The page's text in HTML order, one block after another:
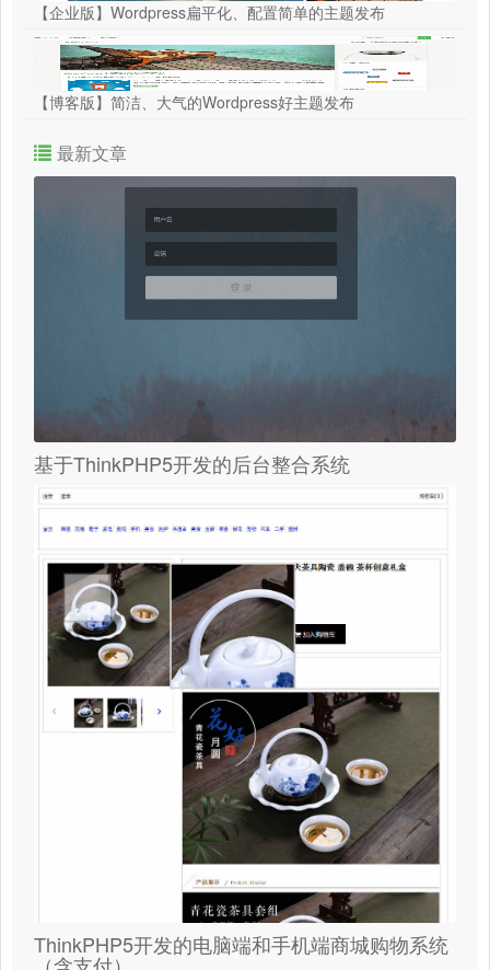
【企业版】Wordpress扁平化、配置简单的主题发布
【博客版】简洁、大气的Wordpress好主题发布
最新文章
基于ThinkPHP5开发的后台整合系统
ThinkPHP5开发的电脑端和手机端商城购物系统